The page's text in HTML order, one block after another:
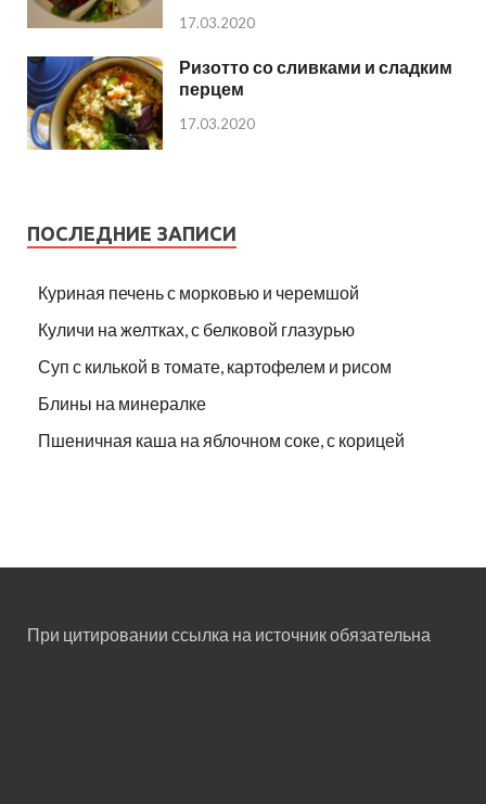
17.03.2020
Ризотто со сливками и сладким
перцем
17.03.2020
ПОСЛЕДНИЕ ЗАПИСИ
Куриная печень с морковью и черемшой
Куличи на желтках, с белковой глазурью
Суп с килькой в томате, картофелем и рисом
Блины на минералке
Пшеничная каша на яблочном соке, с корицей
При цитировании ссылка на источник обязательна